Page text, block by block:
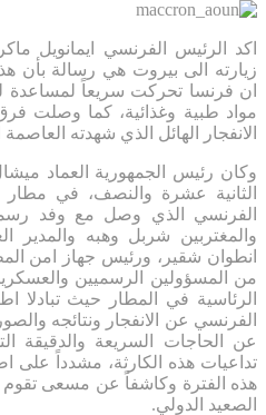
اكد الرئيس الفرنسي ايمانويل
زيارته الى بيروت هي رسالة بأن
ان فرنسا تحركت سريعاً لمساعدة
مواد طبية وغذائية، كما وصلت
الانفجار الهائل الذي شهدته العاصمة
وكان رئيس الجمهورية العماد
الثانية عشرة والنصف، في مطار
الفرنسي الذي وصل مع وفد
والمغتربين شربل وهبه والمدير
انطوان شقير، ورئيس جهاز امن
من المسؤولين الرسميين
الرئاسية في المطار حيث تبادلا
الفرنسي عن الانفجار ونتائجه
عن الحاجات السريعة والدقيقة
تداعيات هذه الكارثة، مشدداً
هذه الفترة وكاشفاً عن مسعى
الصعيد الدولي.